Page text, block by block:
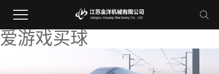
爱游戏买球